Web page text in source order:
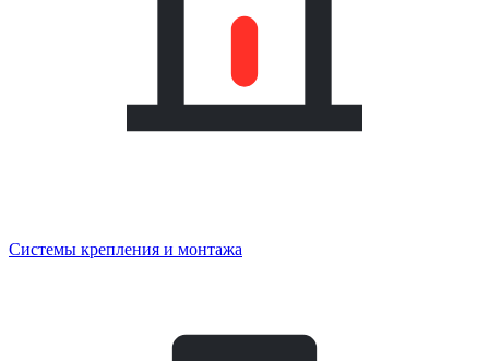
Системы крепления и монтажа